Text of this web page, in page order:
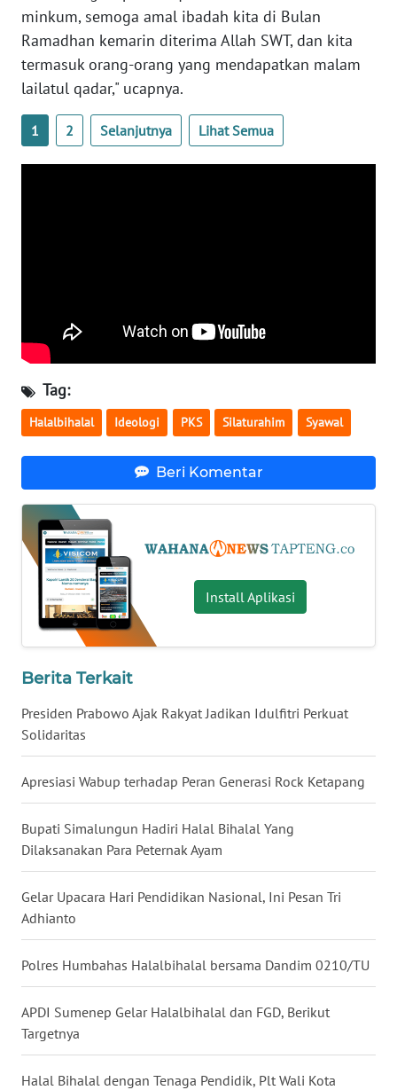
minkum, semoga amal ibadah kita di Bulan
Ramadhan kemarin diterima Allah SWT, dan kita
termasuk orang-orang yang mendapatkan malam
lailatul qadar," ucapnya.
1 2 Selanjutnya Lihat Semua
Tag:
Halalbihalal Ideologi PKS Silaturahim Syawal
Beri Komentar
Install Aplikasi
Berita Terkait
Presiden Prabowo Ajak Rakyat Jadikan Idulfitri Perkuat
Solidaritas
Apresiasi Wabup terhadap Peran Generasi Rock Ketapang
Bupati Simalungun Hadiri Halal Bihalal Yang
Dilaksanakan Para Peternak Ayam
Gelar Upacara Hari Pendidikan Nasional, Ini Pesan Tri
Adhianto
Polres Humbahas Halalbihalal bersama Dandim 0210/TU
APDI Sumenep Gelar Halalbihalal dan FGD, Berikut
Targetnya
Halal Bihalal dengan Tenaga Pendidik, Plt Wali Kota
WN
NUSANTARA
JOGJA
KALBAR
KALTENG
WN
KALTARA
WN
KALSEL
WN
KALTIM
WN
SULSEL
GORONTALO
SULUT
WN
MALUKU
WN
MALUT
WN
WN
DANAU